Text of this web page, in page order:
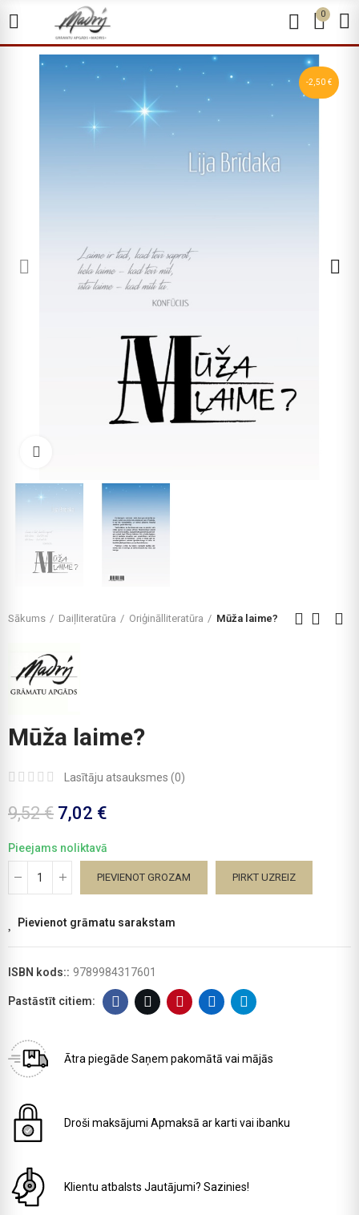
0
-2,50 €
Sākums Daiļliteratūra Oriģinālliteratūra Mūža laime?
Mūža laime?
Lasītāju atsauksmes (0)
9,52 € 7,02 €
Pieejams noliktavā
PIEVIENOT GROZAM PIRKT UZREIZ
Pievienot grāmatu sarakstam
ISBN kods:: 9789984317601
Ātra piegāde Saņem pakomātā vai mājās
Droši maksājumi Apmaksā ar karti vai ibanku
Klientu atbalsts Jautājumi? Sazinies!